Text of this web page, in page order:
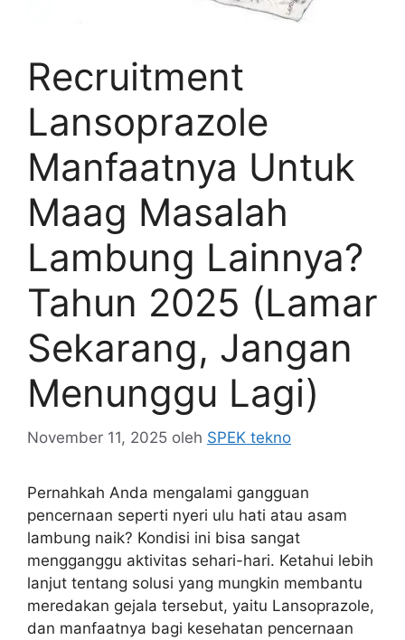
Recruitment
Lansoprazole
Manfaatnya Untuk
Maag Masalah
Lambung Lainnya?
Tahun 2025 (Lamar
Sekarang, Jangan
Menunggu Lagi)
November 11, 2025 oleh SPEK tekno
Pernahkah Anda mengalami gangguan
pencernaan seperti nyeri ulu hati atau asam
lambung naik? Kondisi ini bisa sangat
mengganggu aktivitas sehari-hari. Ketahui lebih
lanjut tentang solusi yang mungkin membantu
meredakan gejala tersebut, yaitu Lansoprazole,
dan manfaatnya bagi kesehatan pencernaan